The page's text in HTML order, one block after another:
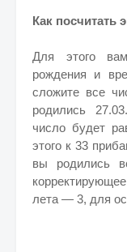
Как посчитать
Для этого
рождения и
сложите все
родились
число будет
этого к 33
вы родились
лета — 3, для